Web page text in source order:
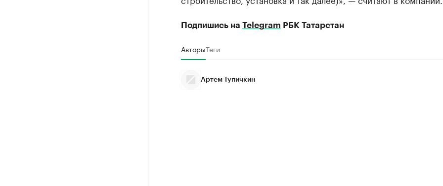
Подпишись на Telegram РБК Татарстан
АвторыТеги
Артем Тупичкин